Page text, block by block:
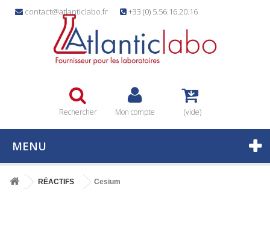
contact@atlanticlabo.fr +33 (0) 5.56.16.20.16
Rechercher Mon compte (vide)
MENU
RÉACTIFS Cesium